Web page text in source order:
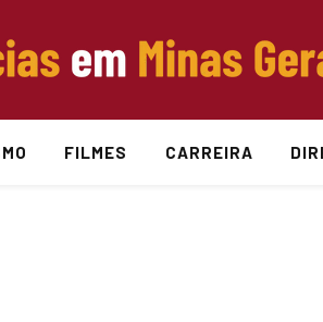
FILMES CARREIRA